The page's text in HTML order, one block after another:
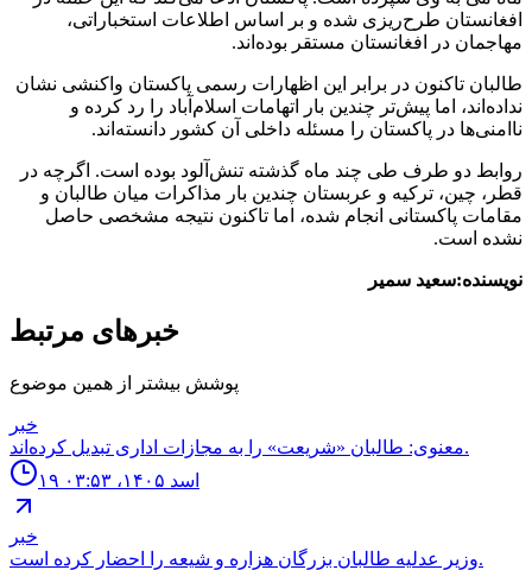
افغانستان طرح‌ریزی شده و بر اساس اطلاعات استخباراتی،
مهاجمان در افغانستان مستقر بوده‌اند.
طالبان تاکنون در برابر این اظهارات رسمی پاکستان واکنشی نشان
نداده‌اند، اما پیش‌تر چندین بار اتهامات اسلام‌آباد را رد کرده و
ناامنی‌ها در پاکستان را مسئله داخلی آن کشور دانسته‌اند.
روابط دو طرف طی چند ماه گذشته تنش‌آلود بوده است. اگرچه در
قطر، چین، ترکیه و عربستان چندین بار مذاکرات میان طالبان و
مقامات پاکستانی انجام شده، اما تاکنون نتیجه مشخصی حاصل
نشده است.
نویسنده:سعید سمیر
خبرهای مرتبط
پوشش بیشتر از همین موضوع
خبر
معنوی: طالبان «شریعت» را به مجازات اداری تبدیل کرده‌اند.
۱۹ اسد ۱۴۰۵، ۰۳:۵۳
خبر
وزیر عدلیه طالبان بزرگان هزاره و شیعه را احضار کرده است.